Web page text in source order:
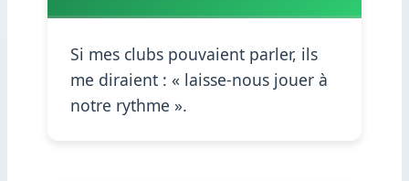
Si mes clubs pouvaient parler, ils
me diraient : « laisse-nous jouer à
notre rythme ».